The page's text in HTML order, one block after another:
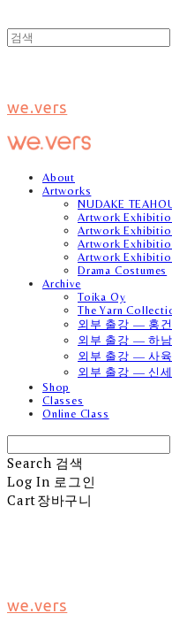
we.vers
About
Artworks
NUDAKE
Artwork
Artwork
Artwork
Artwork
Drama Costumes
Archive
Toika Oy
The Yarn
외부 출강 — 홍
외부 출강 — 하
외부 출강 — 사
외부 출강 — 신
Shop
Classes
Online Class
Search 검색
Log In 로그인
Cart장바구니
we.vers